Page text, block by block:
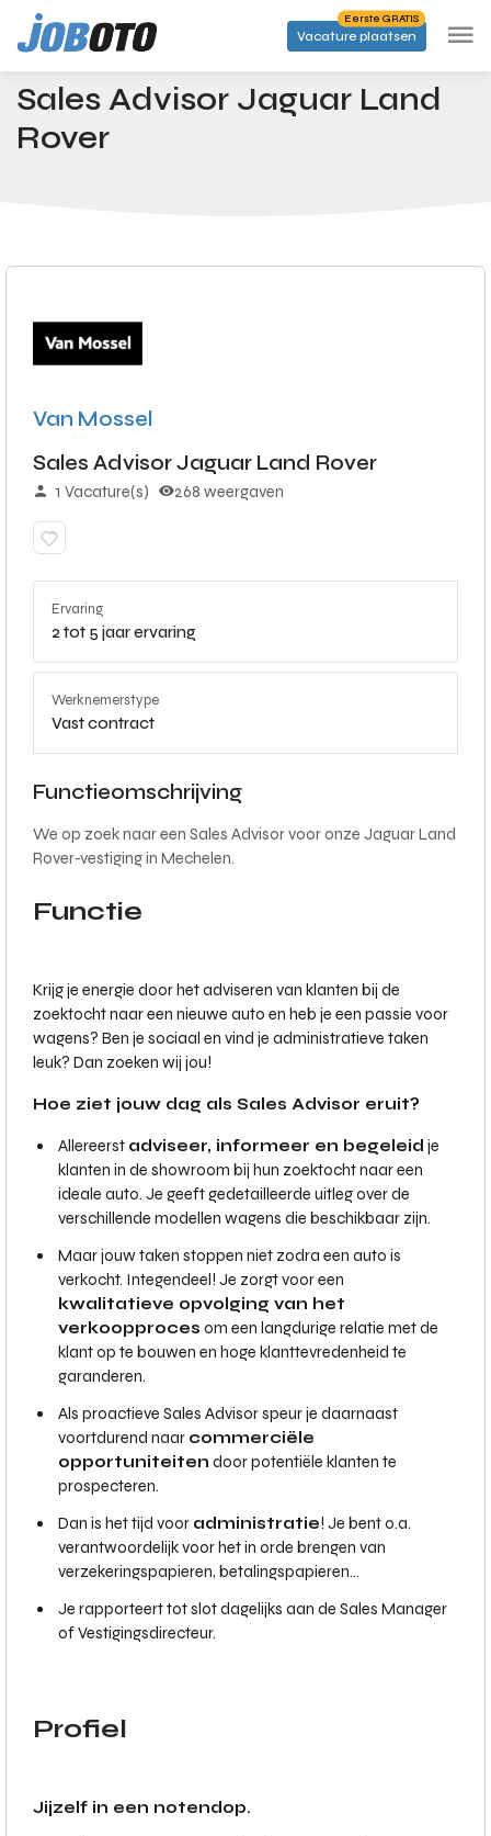
Skip to main content
Vacature plaatsen
Eerste GRATIS
Startpagina Banen Sales Advisor Jaguar Land Rover
Sales Advisor Jaguar Land
Rover
Van Mossel
Sales Advisor Jaguar Land Rover
1 Vacature(s) 268 weergaven
Ervaring
2 tot 5 jaar ervaring
Werknemerstype
Vast contract
Functieomschrijving
We op zoek naar een Sales Advisor voor onze Jaguar Land
Rover-vestiging in Mechelen.
Functie
Krijg je energie door het adviseren van klanten bij de
zoektocht naar een nieuwe auto en heb je een passie voor
wagens? Ben je sociaal en vind je administratieve taken
leuk? Dan zoeken wij jou!
Hoe ziet jouw dag als Sales Advisor eruit?
Allereerst adviseer, informeer en begeleid je
klanten in de showroom bij hun zoektocht naar een
ideale auto. Je geeft gedetailleerde uitleg over de
verschillende modellen wagens die beschikbaar zijn.
Maar jouw taken stoppen niet zodra een auto is
verkocht. Integendeel! Je zorgt voor een
kwalitatieve opvolging van het
verkoopproces om een langdurige relatie met de
klant op te bouwen en hoge klanttevredenheid te
garanderen.
Als proactieve Sales Advisor speur je daarnaast
voortdurend naar commerciële
opportuniteiten door potentiële klanten te
prospecteren.
Dan is het tijd voor administratie! Je bent o.a.
verantwoordelijk voor het in orde brengen van
verzekeringspapieren, betalingspapieren…
Je rapporteert tot slot dagelijks aan de Sales Manager
of Vestigingsdirecteur.
Profiel
Jijzelf in een notendop.